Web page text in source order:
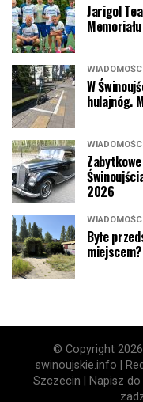
Jarigol
W
hulajnóg.
2026
Byłe
miejscem?
© Copyright
swinoujskie.info |
Szczecin | Napisz